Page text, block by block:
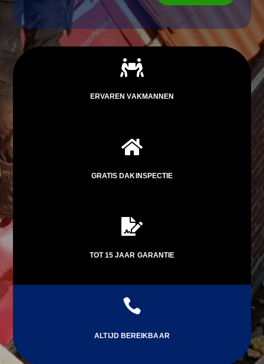

ERVAREN VAKMANNEN

GRATIS DAKINSPECTIE

TOT 15 JAAR GARANTIE

ALTIJD BEREIKBAAR